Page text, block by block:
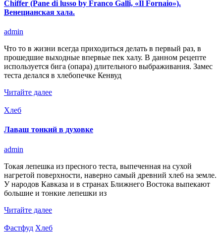
Chiffer (Pane di lusso by Franco Galli, «Il Fornaio»).
Венецианская хала.
admin
Что то в жизни всегда приходиться делать в первый раз, в
прошедшие выходные впервые пек халу. В данном рецепте
используется бига (опара) длительного выбраживания. Замес
теста делался в хлебопечке Кенвуд
Читайте далее
Хлеб
Лаваш тонкий в духовке
admin
Токая лепешка из пресного теста, выпеченная на сухой
нагретой поверхности, наверно самый древний хлеб на земле.
У народов Кавказа и в странах Ближнего Востока выпекают
большие и тонкие лепешки из
Читайте далее
Фастфуд Хлеб